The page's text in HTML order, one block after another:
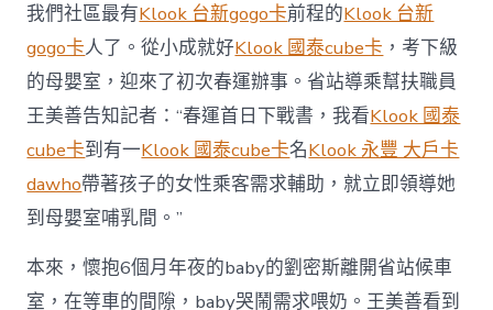
我們社區最有Klook 台新gogo卡前程的Klook 台新
gogo卡人了。從小成就好Klook 國泰cube卡 ，考下級
的母嬰室，迎來了初次春運辦事。省站導乘幫扶職員
王美善告知記者：“春運首日下戰書，我看Klook 國泰
cube卡到有一Klook 國泰cube卡名Klook 永豐 大戶卡
dawho帶著孩子的女性乘客需求輔助，就立即領導她
到母嬰室哺乳間。”
本來，懷抱6個月年夜的baby的劉密斯離開省站候車
室，在等車的間隙，baby哭鬧需求喂奶。王美善看到